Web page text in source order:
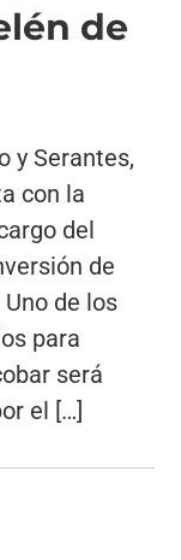
de
y Serantes,
con la
del
de
de los
para
será
el […]